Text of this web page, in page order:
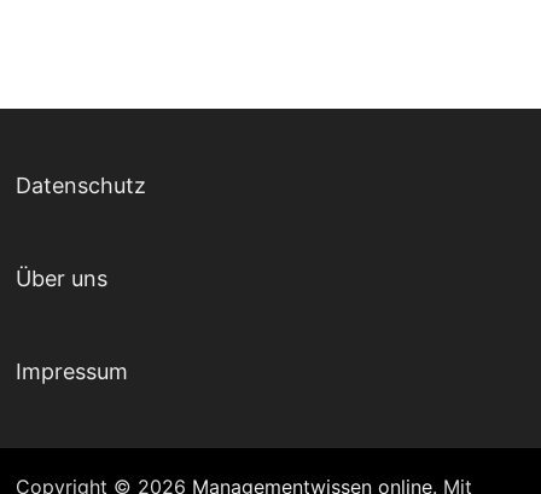
Datenschutz
Über uns
Impressum
Copyright © 2026 Managementwissen online. Mit